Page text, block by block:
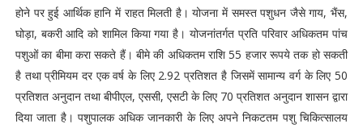
होने पर हुई आर्थिक हानि में राहत मिलती है। योजना में समस्त पशुधन जैसे गाय, भैंस,
घोड़ा, बकरी आदि को शामिल किया गया है। योजनांतर्गत प्रति परिवार अधिकतम पांच
पशुओं का बीमा करा सकते हैं। बीमे की अधिकतम राशि 55 हजार रूपये तक हो सकती
है तथा प्रीमियम दर एक वर्ष के लिए 2.92 प्रतिशत है जिसमें सामान्य वर्ग के लिए 50
प्रतिशत अनुदान तथा बीपीएल, एससी, एसटी के लिए 70 प्रतिशत अनुदान शासन द्वारा
दिया जाता है। पशुपालक अधिक जानकारी के लिए अपने निकटतम पशु चिकित्सालय